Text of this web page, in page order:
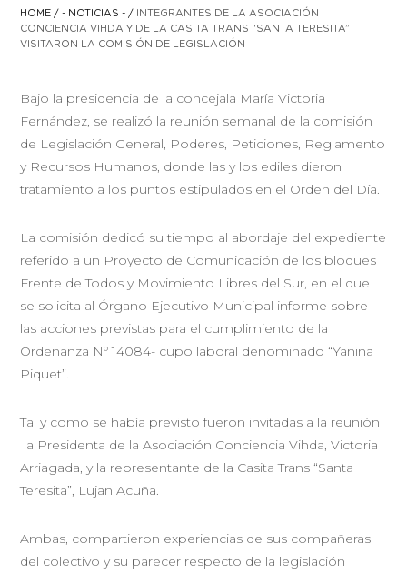
HOME /- NOTICIAS - /
INTEGRANTES DE LA ASOCIACIÓN
CONCIENCIA VIHDA Y DE LA CASITA TRANS “SANTA TERESITA”
VISITARON LA COMISIÓN DE LEGISLACIÓN
Bajo la presidencia de la concejala María Victoria
Fernández, se realizó la reunión semanal de la comisión
de Legislación General, Poderes, Peticiones, Reglamento
y Recursos Humanos, donde las y los ediles dieron
tratamiento a los puntos estipulados en el Orden del Día.
La comisión dedicó su tiempo al abordaje del expediente
referido a un Proyecto de Comunicación de los bloques
Frente de Todos y Movimiento Libres del Sur, en el que
se solicita al Órgano Ejecutivo Municipal informe sobre
las acciones previstas para el cumplimiento de la
Ordenanza Nº 14084- cupo laboral denominado “Yanina
Piquet”.
Tal y como se había previsto fueron invitadas a la reunión
la Presidenta de la Asociación Conciencia Vihda, Victoria
Arriagada, y la representante de la Casita Trans “Santa
Teresita”, Lujan Acuña.
Ambas, compartieron experiencias de sus compañeras
del colectivo y su parecer respecto de la legislación